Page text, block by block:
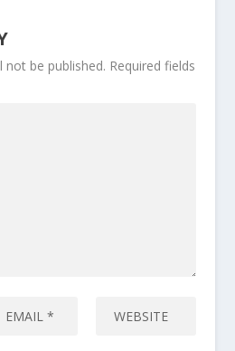
not be published. Required fields